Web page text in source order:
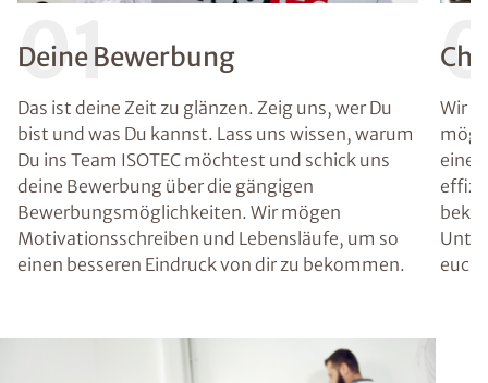
01
Deine Bewerbung
Das ist deine Zeit zu glänzen. Zeig uns, wer Du
bist und was Du kannst. Lass uns wissen, warum
Du ins Team ISOTEC möchtest und schick uns
deine Bewerbung über die gängigen
Bewerbungsmöglichkeiten. Wir mögen
Motivationsschreiben und Lebensläufe, um so
einen besseren Eindruck von dir zu bekommen.
Wir
euch